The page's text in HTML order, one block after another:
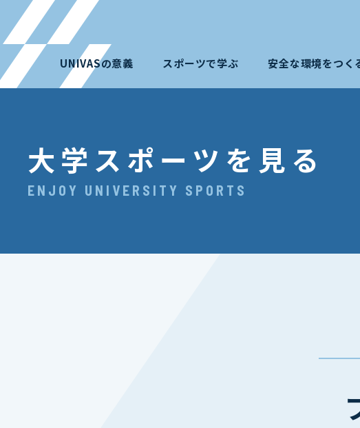
UNIVASの意義 スポーツで学ぶ 安全な環境をつく
大学スポーツを見る
ENJOY UNIVERSITY SPORTS